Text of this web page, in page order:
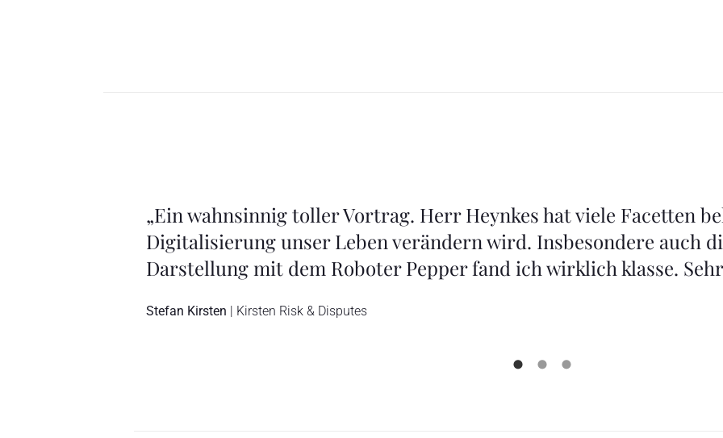
„Ein großes Dankeschön an Herrn Heynkes für seinen tollen
geöffnet, ich bin regelrecht geflasht. Mir gehen viele Gedanken
durch das Herz, denn der Mensch steht weiterhin im Mittelpunkt.